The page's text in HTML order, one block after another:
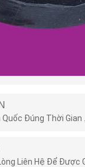
Đúng Thời Gian .
Liên Hệ Để Được